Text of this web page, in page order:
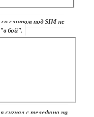
слотом под SIM не
бой".
сигнал с телефона на